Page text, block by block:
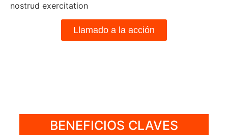
nostrud exercitation
Llamado a la acción
BENEFICIOS CLAVES